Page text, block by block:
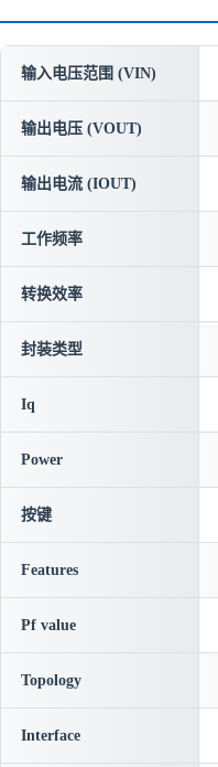
输入电压范围 (VIN)
输出电压 (VOUT)
输出电流 (IOUT)
工作频率
转换效率
封装类型
Iq
Power
按键
Features
Pf value
Topology
Interface